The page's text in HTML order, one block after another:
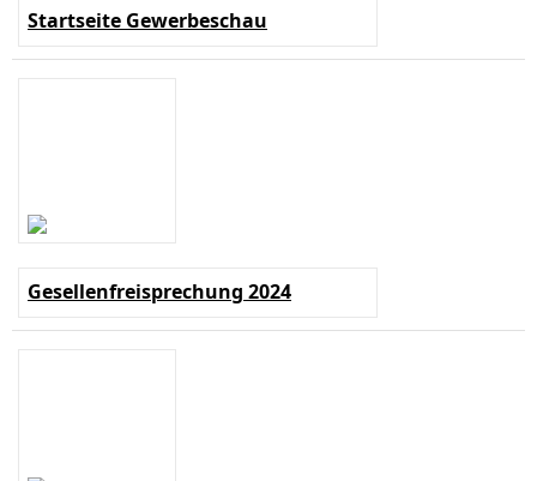
Startseite Gewerbeschau
Gesellenfreisprechung 2024